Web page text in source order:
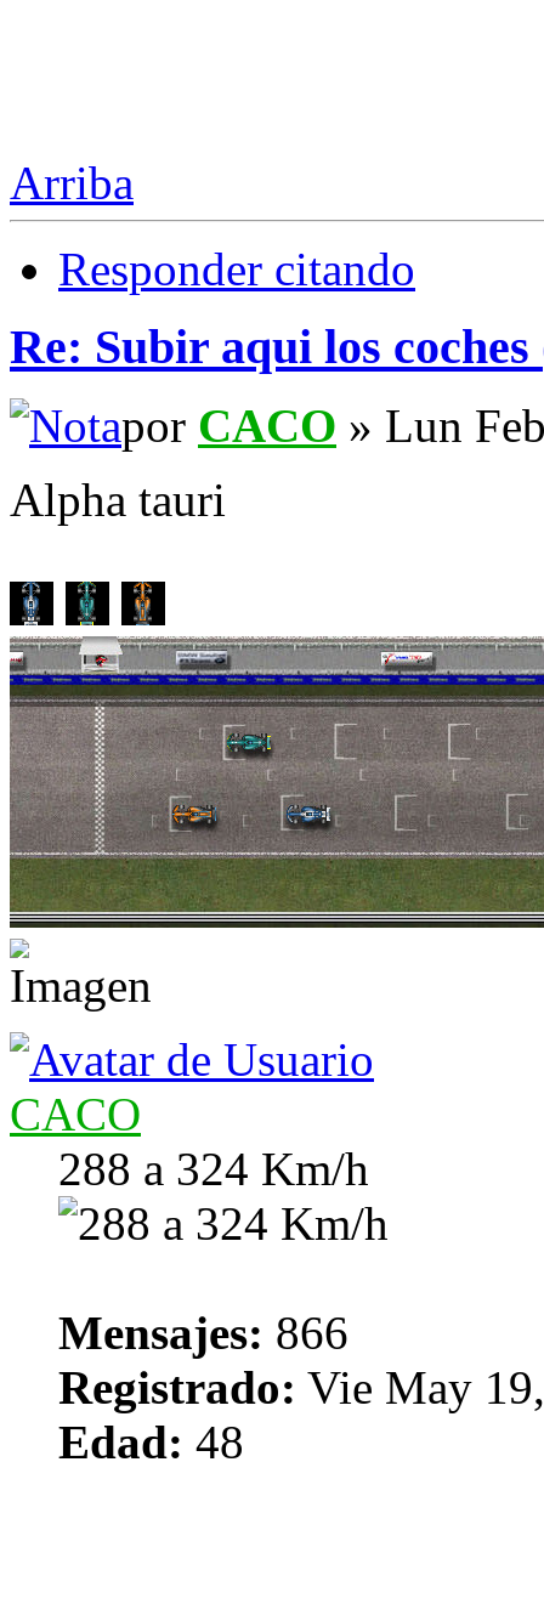
Arriba
Responder citando
Re: Subir aqui los
por CACO » Lun
Alpha tauri
CACO
288 a 324 Km/h
Mensajes: 866
Registrado: Vie May
Edad: 48